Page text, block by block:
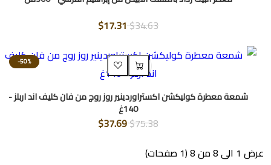
$34.63
$17.31
-50%
شمعة معطرة كوليكشن اكستراوردينير روز روج من فان كليف اند اربلز -
$75.38
$37.69